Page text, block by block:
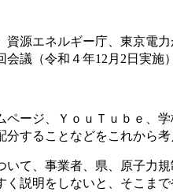
源エネルギー庁、東京電
議（令和４年12月2日実
ージ、ＹｏｕＴｕｂｅ、
することなどをこれから考
て、事業者、県、原子力
説明をしないと、そこま